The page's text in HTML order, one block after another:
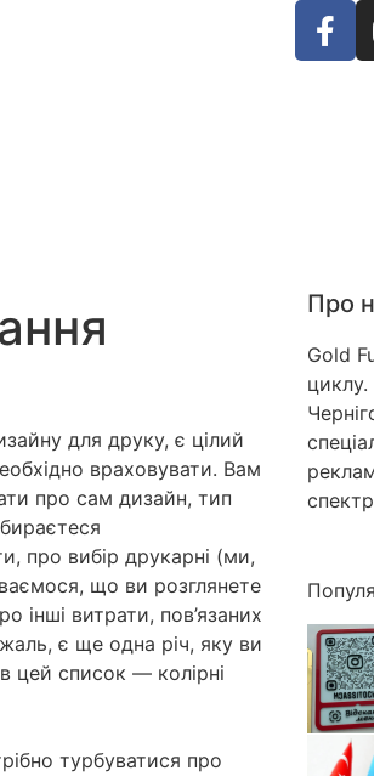
для друку, є цілий
враховувати. Вам
про сам дизайн, тип
про вибір друкарні (ми,
що ви розглянете
інші витрати, пов’язаних
є ще одна річ, яку ви
цей список — колірні
турбуватися про
Про
Gold